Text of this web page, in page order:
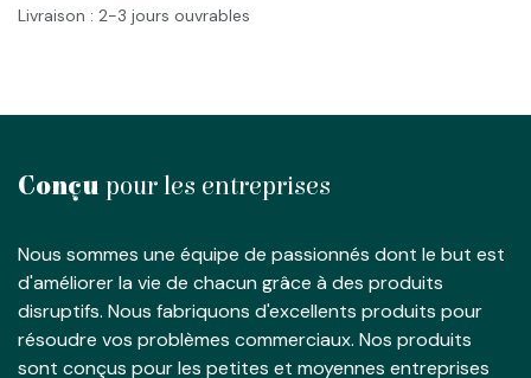
Livraison : 2-3 jours ouvrables
Conçu pour les entreprises
Nous sommes une équipe de passionnés dont le but est
d'améliorer la vie de chacun grâce à des produits
disruptifs. Nous fabriquons d'excellents produits pour
résoudre vos problèmes commerciaux. Nos produits
sont conçus pour les petites et moyennes entreprises